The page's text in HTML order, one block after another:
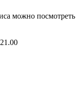
можно посмотреть